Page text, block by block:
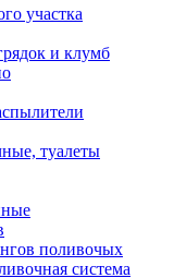
участка
и клумб
туалеты
поливочых
система